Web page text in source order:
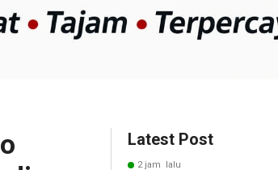
Latest Post
2 jam lalu